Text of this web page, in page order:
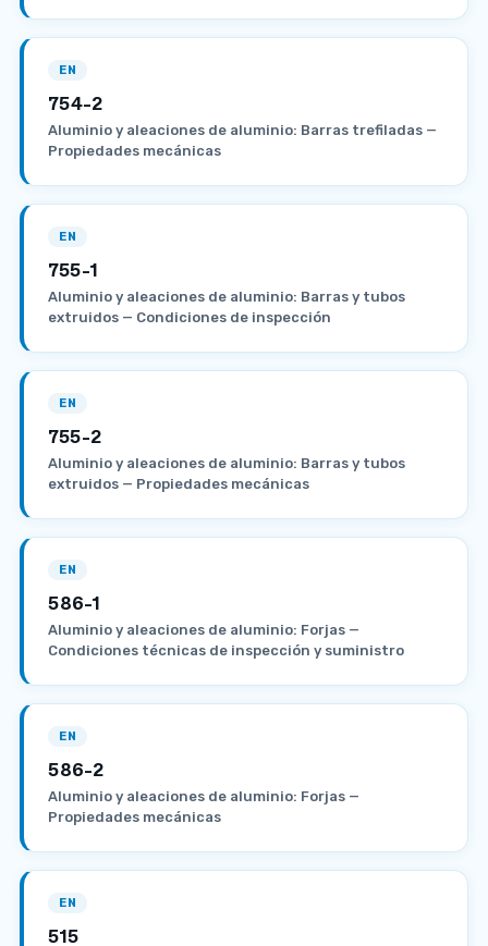
EN
754-2
Aluminio y aleaciones de aluminio: Barras trefiladas —
Propiedades mecánicas
EN
755-1
Aluminio y aleaciones de aluminio: Barras y tubos
extruidos — Condiciones de inspección
EN
755-2
Aluminio y aleaciones de aluminio: Barras y tubos
extruidos — Propiedades mecánicas
EN
586-1
Aluminio y aleaciones de aluminio: Forjas —
Condiciones técnicas de inspección y suministro
EN
586-2
Aluminio y aleaciones de aluminio: Forjas —
Propiedades mecánicas
EN
515